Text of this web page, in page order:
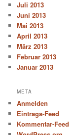
Juli 2013
Juni 2013
Mai 2013
April 2013
März 2013
Februar 2013
Januar 2013
META
Anmelden
Eintrags-Feed
Kommentar-Feed